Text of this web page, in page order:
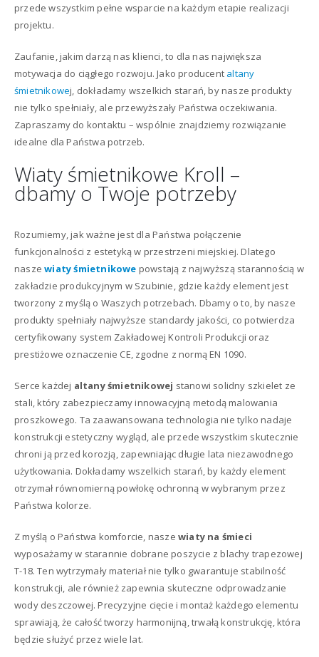
przede wszystkim pełne wsparcie na każdym etapie realizacji
projektu.
Zaufanie, jakim darzą nas klienci, to dla nas największa
motywacja do ciągłego rozwoju. Jako producent altany
śmietnikowej, dokładamy wszelkich starań, by nasze produkty
nie tylko spełniały, ale przewyższały Państwa oczekiwania.
Zapraszamy do kontaktu – wspólnie znajdziemy rozwiązanie
idealne dla Państwa potrzeb.
Wiaty śmietnikowe Kroll –
dbamy o Twoje potrzeby
Rozumiemy, jak ważne jest dla Państwa połączenie
funkcjonalności z estetyką w przestrzeni miejskiej. Dlatego
naszewiaty śmietnikowe powstają z najwyższą starannością w
zakładzie produkcyjnym w Szubinie, gdzie każdy element jest
tworzony z myślą o Waszych potrzebach. Dbamy o to, by nasze
produkty spełniały najwyższe standardy jakości, co potwierdza
certyfikowany system Zakładowej Kontroli Produkcji oraz
prestiżowe oznaczenie CE, zgodne z normą EN 1090.
Serce każdej altany śmietnikowej stanowi solidny szkielet ze
stali, który zabezpieczamy innowacyjną metodą malowania
proszkowego. Ta zaawansowana technologia nie tylko nadaje
konstrukcji estetyczny wygląd, ale przede wszystkim skutecznie
chroni ją przed korozją, zapewniając długie lata niezawodnego
użytkowania. Dokładamy wszelkich starań, by każdy element
otrzymał równomierną powłokę ochronną w wybranym przez
Państwa kolorze.
Z myślą o Państwa komforcie, nasze wiaty na śmieci
wyposażamy w starannie dobrane poszycie z blachy trapezowej
T-18. Ten wytrzymały materiał nie tylko gwarantuje stabilność
konstrukcji, ale również zapewnia skuteczne odprowadzanie
wody deszczowej. Precyzyjne cięcie i montaż każdego elementu
sprawiają, że całość tworzy harmonijną, trwałą konstrukcję, która
będzie służyć przez wiele lat.